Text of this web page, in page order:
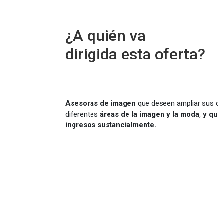
¿A quién va
dirigida esta oferta?
Asesoras de imagen que deseen ampliar sus
diferentes áreas de la imagen y la moda, y
ingresos sustancialmente.